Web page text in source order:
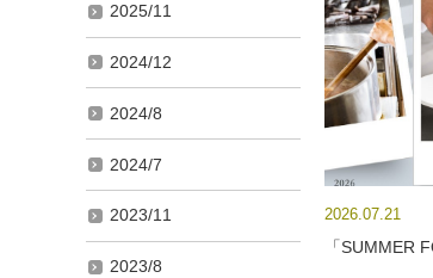
2026.07.21
「SUMMER
2025/11
2024/12
2024/8
2024/7
2023/11
2023/8